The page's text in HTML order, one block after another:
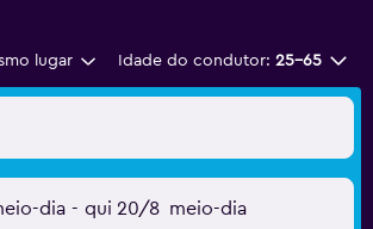
lugar Idade do condutor: 25-65
dia - qui 20/8 meio-dia